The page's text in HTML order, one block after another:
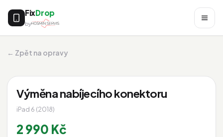
FixDrop
by
← Zpět na opravy
Výměna nabíjecího konektoru
iPad 6 (2018)
2 990 Kč